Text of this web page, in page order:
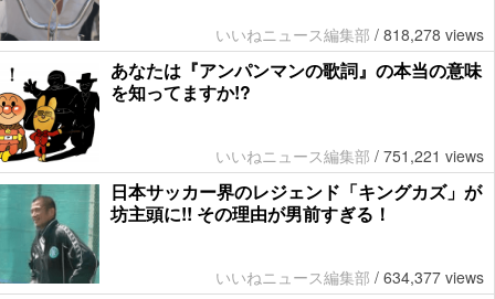
いいねニュース編集部 / 818,278 views
あなたは『アンパンマンの歌詞』の本当の意味
を知ってますか!?
いいねニュース編集部 / 751,221 views
日本サッカー界のレジェンド「キングカズ」が
坊主頭に!! その理由が男前すぎる！
いいねニュース編集部 / 634,377 views